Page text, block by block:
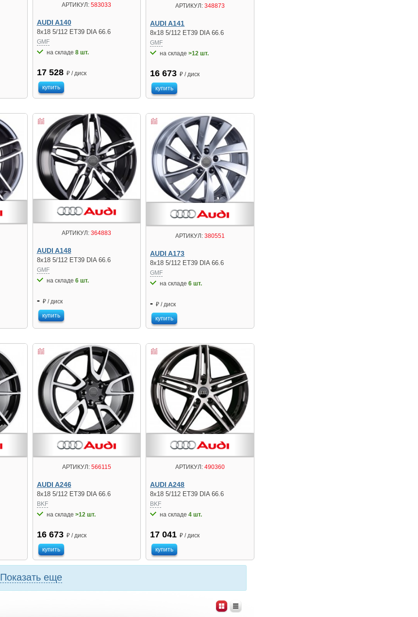
АРТИКУЛ: 583033
AUDI A140
8x18 5/112 ET39 DIA 66.6
GMF
на складе 8 шт.
17 528 ₽ / диск
купить
АРТИКУЛ: 348873
AUDI A141
8x18 5/112 ET39 DIA 66.6
GMF
на складе>12 шт.
16 673 ₽ / диск
купить
АРТИКУЛ: 364883
AUDI A148
8x18 5/112 ET39 DIA 66.6
GMF
на складе 6 шт.
- ₽ / диск
купить
АРТИКУЛ: 380551
AUDI A173
8x18 5/112 ET39 DIA 66.6
GMF
на складе6 шт.
- ₽ / диск
купить
АРТИКУЛ:566115
AUDI A246
8x18 5/112 ET39 DIA 66.6
BKF
на складе >12 шт.
16 673 ₽ / диск
купить
АРТИКУЛ: 490360
AUDI A248
8x18 5/112 ET39 DIA 66.6
BKF
на складе4 шт.
17 041 ₽ / диск
купить
Показать еще